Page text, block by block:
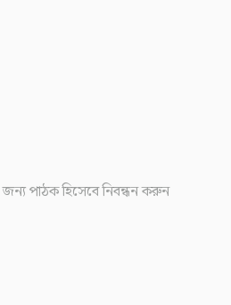
পাঠক হিসেবে নিবন্ধন করুন